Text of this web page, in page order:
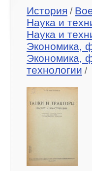
История /
Наука и
Наука и
Экономика,
Экономика,
технологии /